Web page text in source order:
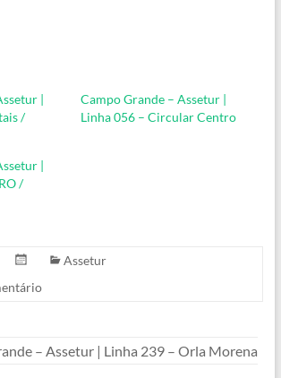
|
/
Campo Grande – Assetur |
Linha 056 – Circular Centro
|
/
Assetur
– Assetur | Linha 239 – Orla Morena